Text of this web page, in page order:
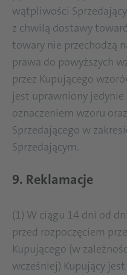
wątpliwości
z chwilą dostawy
towary nie przechodzą
prawa do powyższych
przez Kupującego
jest uprawniony jedynie
oznaczeniem wzoru
Sprzedającego w
Sprzedającym.
9. Reklamacje
(1) W ciągu 14 dni od
przed rozpoczęciem
Kupującego (w
wcześniej) Kupujący